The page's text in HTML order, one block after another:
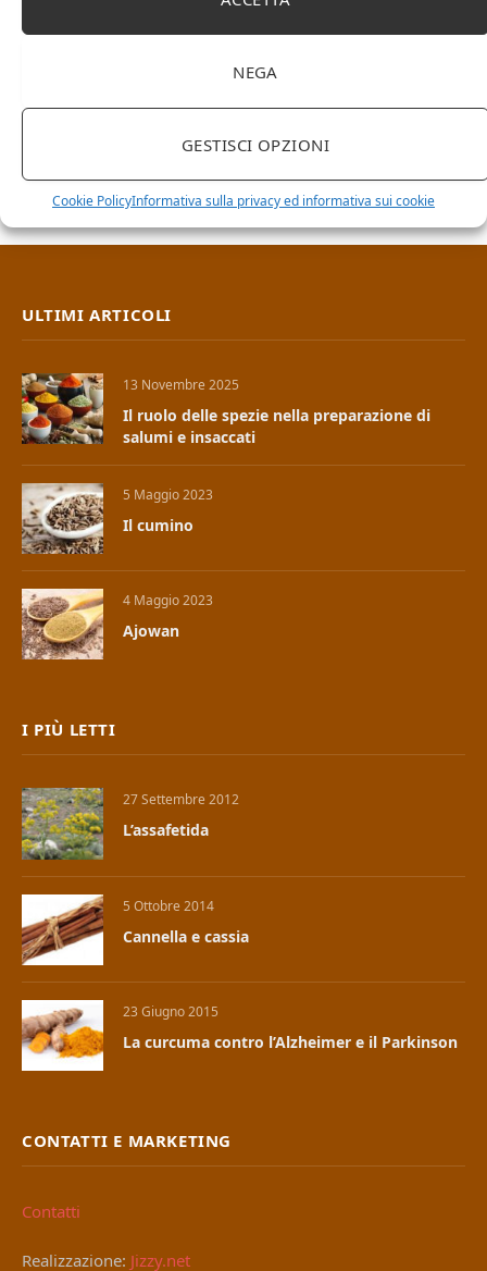
NEGA
GESTISCI OPZIONI
Cookie PolicyInformativa sulla privacy ed informativa sui cookie
ULTIMI ARTICOLI
13 Novembre 2025
Il ruolo delle spezie nella preparazione di
salumi e insaccati
5 Maggio 2023
Il cumino
4 Maggio 2023
Ajowan
I PIÙ LETTI
27 Settembre 2012
L’assafetida
5 Ottobre 2014
Cannella e cassia
23 Giugno 2015
La curcuma contro l’Alzheimer e il Parkinson
CONTATTI E MARKETING
Contatti
Realizzazione: Jizzy.net